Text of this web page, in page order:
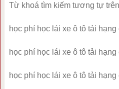
Từ khoá tìm kiếm tương tự trên
học phí học lái xe ô tô tải hạng
học phí học lái xe ô tô tải hạng
học phí học lái xe ô tô tải hạng